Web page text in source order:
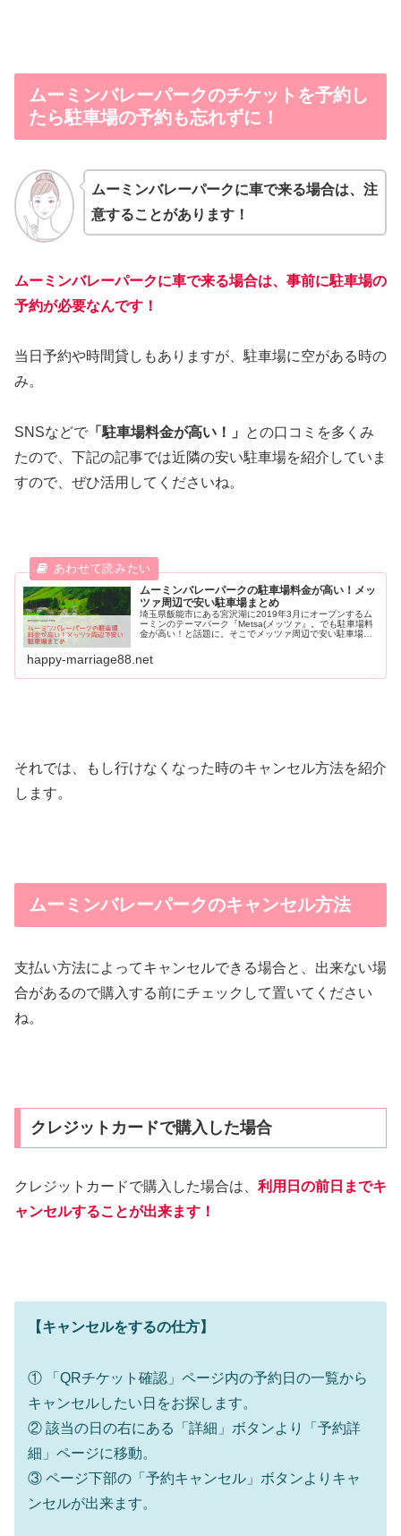
ムーミンバレーパークのチケットを予約し
たら駐車場の予約も忘れずに！
ムーミンバレーパークに車で来る場合は、注
意することがあります！
ムーミンバレーパークに車で来る場合は、事前に駐車場の
予約が必要なんです！
当日予約や時間貸しもありますが、駐車場に空がある時の
み。
SNSなどで 「駐車場料金が高い！」
との口コミを多くみ
たので、下記の記事では近隣の安い駐車場を紹介していま
すので、ぜひ活用してくださいね。
ムーミンバレーパークの駐車場料金が高い！メッ
ツァ周辺で安い駐車場まとめ
埼玉県飯能市にある宮沢湖に2019年3月にオープンするム
ーミンのテーマパーク『Metsa(メッツァ』。でも駐車場料
金が高い！と話題に。そこでメッツァ周辺で安い駐車場情
法（電車やバス料金）なども紹介していますよ。
happy-marriage88.net
それでは、もし行けなくなった時のキャンセル方法を紹介
します。
ムーミンバレーパークのキャンセル方法
支払い方法によってキャンセルできる場合と、出来ない場
合があるので購入する前にチェックして置いてください
ね。
クレジットカードで購入した場合
クレジットカードで購入した場合は、 利用日の前日までキ
ャンセルすることが出来ます！
【キャンセルをするの仕方】
① 「QRチケット確認」ページ内の予約日の一覧から
キャンセルしたい日をお探します。
② 該当の日の右にある「詳細」ボタンより「予約詳
細」ページに移動。
③ ページ下部の「予約キャンセル」ボタンよりキャ
ンセルが出来ます。